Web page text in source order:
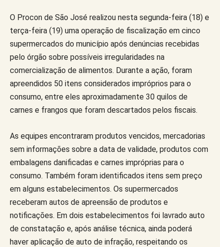
O Procon de São José realizou nesta segunda-feira (18) e
terça-feira (19) uma operação de fiscalização em cinco
supermercados do município após denúncias recebidas
pelo órgão sobre possíveis irregularidades na
comercialização de alimentos. Durante a ação, foram
apreendidos 50 itens considerados impróprios para o
consumo, entre eles aproximadamente 30 quilos de
carnes e frangos que foram descartados pelos fiscais.
As equipes encontraram produtos vencidos, mercadorias
sem informações sobre a data de validade, produtos com
embalagens danificadas e carnes impróprias para o
consumo. Também foram identificados itens sem preço
em alguns estabelecimentos. Os supermercados
receberam autos de apreensão de produtos e
notificações. Em dois estabelecimentos foi lavrado auto
de constatação e, após análise técnica, ainda poderá
haver aplicação de auto de infração, respeitando os